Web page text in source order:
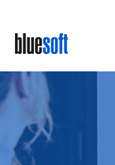
main
content